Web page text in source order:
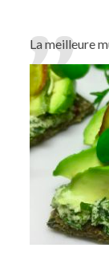
La meilleure